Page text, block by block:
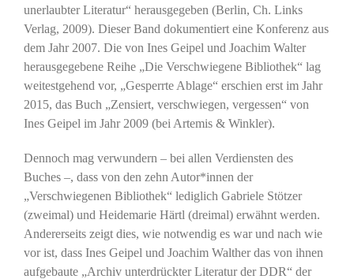
unerlaubter Literatur“ herausgegeben (Berlin, Ch. Links
Verlag, 2009). Dieser Band dokumentiert eine Konferenz aus
dem Jahr 2007. Die von Ines Geipel und Joachim Walter
herausgegebene Reihe „Die Verschwiegene Bibliothek“ lag
weitestgehend vor, „Gesperrte Ablage“ erschien erst im Jahr
2015, das Buch „Zensiert, verschwiegen, vergessen“ von
Ines Geipel im Jahr 2009 (bei Artemis & Winkler).
Dennoch mag verwundern – bei allen Verdiensten des
Buches –, dass von den zehn Autor*innen der
„Verschwiegenen Bibliothek“ lediglich Gabriele Stötzer
(zweimal) und Heidemarie Härtl (dreimal) erwähnt werden.
Andererseits zeigt dies, wie notwendig es war und nach wie
vor ist, dass Ines Geipel und Joachim Walther das von ihnen
aufgebaute „Archiv unterdrückter Literatur der DDR“ der